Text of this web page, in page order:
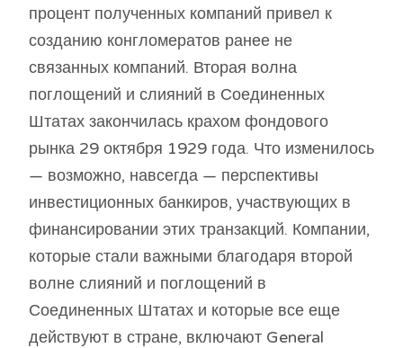
процент полученных компаний привел к
созданию конгломератов ранее не
связанных компаний. Вторая волна
поглощений и слияний в Соединенных
Штатах закончилась крахом фондового
рынка 29 октября 1929 года. Что изменилось
— возможно, навсегда — перспективы
инвестиционных банкиров, участвующих в
финансировании этих транзакций. Компании,
которые стали важными благодаря второй
волне слияний и поглощений в
Соединенных Штатах и ​​которые все еще
действуют в стране, включают General